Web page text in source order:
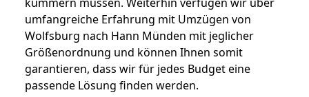
umfangreiche Erfahrung mit Umzügen von
Wolfsburg nach Hann Münden mit jeglicher
Größenordnung und können Ihnen somit
garantieren, dass wir für jedes Budget eine
passende Lösung finden werden.